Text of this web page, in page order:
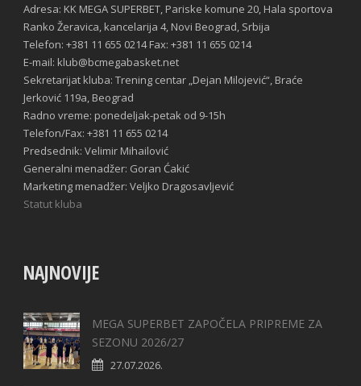
Adresa: KK MEGA SUPERBET, Pariske komune 20, Hala sportova
Ranko Žeravica, kancelarija 4, Novi Beograd, Srbija
Telefon: +381 11 655 0214 Fax: +381 11 655 0214
E-mail: klub@bcmegabasket.net
Sekretarijat kluba: Trening centar „Dejan Milojević“, Braće
Jerković 119a, Beograd
Radno vreme: ponedeljak-petak od 9-15h
Telefon/Fax: +381 11 655 0214
Predsednik: Velimir Mihailović
Generalni menadžer: Goran Ćakić
Marketing menadžer: Veljko Dragosavljević
Statut kluba
NAJNOVIJE
MEGA SUPERBET ZAPOČELA PRIPREME ZA
SEZONU 2026/27
27.07.2026.